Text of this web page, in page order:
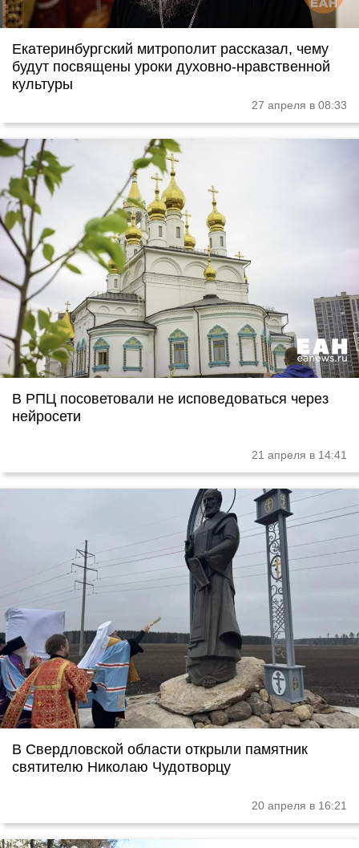
Екатеринбургский митрополит рассказал, чему
будут посвящены уроки духовно-нравственной
культуры
27 апреля в 08:33
В РПЦ посоветовали не исповедоваться через
нейросети
21 апреля в 14:41
В Свердловской области открыли памятник
святителю Николаю Чудотворцу
20 апреля в 16:21